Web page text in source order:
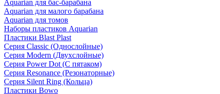
Aquarian для бас-барабана
Aquarian для малого барабана
Aquarian для томов
Наборы пластиков Aquarian
Пластики Blast Plast
Серия Classic (Однослойные)
Серия Modern (Двухслойные)
Серия Power Dot (С пятаком)
Серия Resonance (Резонаторные)
Серия Silent Ring (Кольца)
Пластики Bowo